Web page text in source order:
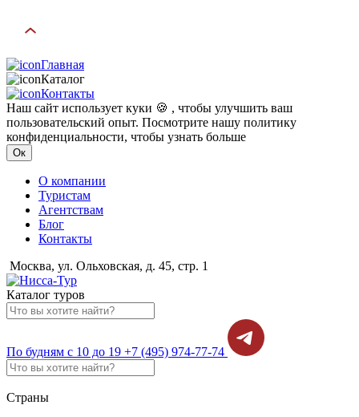
Главная
Каталог
Контакты
Наш сайт использует куки 🍪 , чтобы улучшить ваш
пользовательский опыт. Посмотрите нашу политику
конфиденциальности, чтобы узнать больше
Ок
О компании
Туристам
Агентствам
Блог
Контакты
Москва, ул. Ольховская, д. 45, стр. 1
Каталог туров
По будням с 10 до 19 +7 (495) 974-77-74
Страны